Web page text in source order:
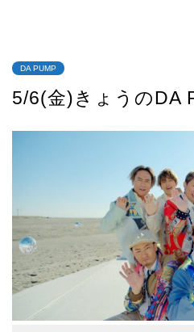
DA PUMP
5/6(金)きょうのDA